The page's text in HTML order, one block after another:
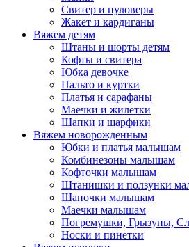
Свитер и пуловеры
Жакет и кардиганы
Вяжем детям
Штаны и шорты детям
Кофты и свитера
Юбка девочке
Пальто и куртки
Платья и сарафаны
Маечки и жилетки
Шапки и шарфики
Вяжем новорожденным
Юбки и платья малышам
Комбинезоны малышам
Кофточки малышам
Штанишки и ползунки
Шапочки малышам
Маечки малышам
Погремушки, Грызуны,
Носки и пинетки